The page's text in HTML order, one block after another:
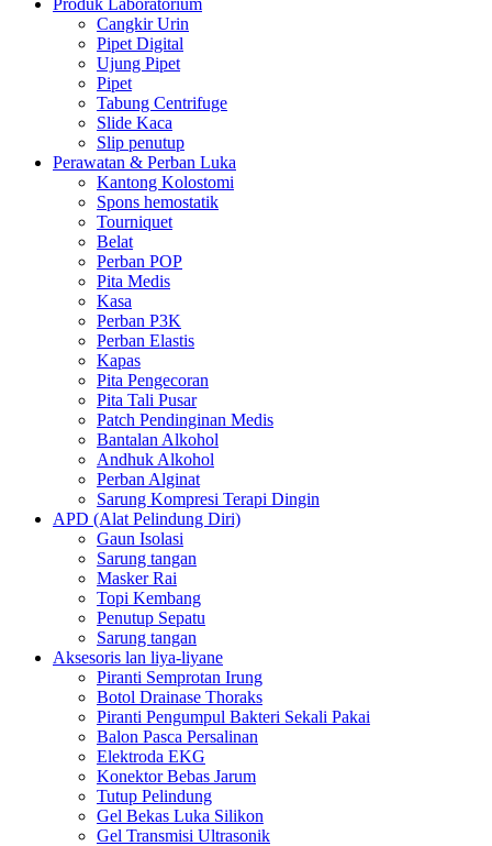
Cangkir Urin
Pipet Digital
Ujung Pipet
Pipet
Tabung Centrifuge
Slide Kaca
Slip penutup
Perawatan & Perban Luka
Kantong Kolostomi
Spons hemostatik
Tourniquet
Belat
Perban POP
Pita Medis
Kasa
Perban P3K
Perban Elastis
Kapas
Pita Pengecoran
Pita Tali Pusar
Patch Pendinginan Medis
Bantalan Alkohol
Andhuk Alkohol
Perban Alginat
Sarung Kompresi Terapi Dingin
APD (Alat Pelindung Diri)
Gaun Isolasi
Sarung tangan
Masker Rai
Topi Kembang
Penutup Sepatu
Sarung tangan
Aksesoris lan liya-liyane
Piranti Semprotan Irung
Botol Drainase Thoraks
Piranti Pengumpul Bakteri Sekali Pakai
Balon Pasca Persalinan
Elektroda EKG
Konektor Bebas Jarum
Tutup Pelindung
Gel Bekas Luka Silikon
Gel Transmisi Ultrasonik